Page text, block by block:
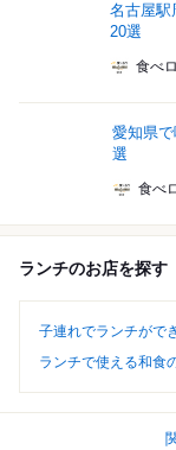
名古屋駅
20選
食べ
愛知県
選
食べ
ランチのお店を探す
子連れでランチがで
ランチで使える和食